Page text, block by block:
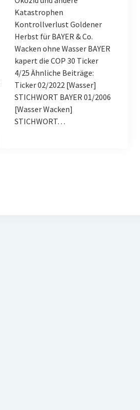
Katastrophen
Kontrollverlust Goldener
Herbst für BAYER & Co.
Wacken ohne Wasser BAYER
kapert die COP 30 Ticker
4/25 Ähnliche Beiträge:
Ticker 02/2022 [Wasser]
STICHWORT BAYER 01/2006
[Wasser Wacken]
STICHWORT…